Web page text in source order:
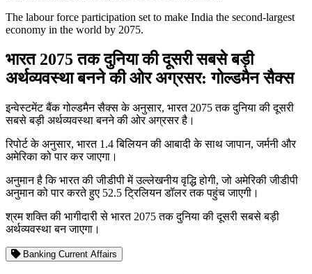
The labour force participation set to make India the second-largest
economy in the world by 2075.
भारत 2075 तक दुनिया की दूसरी सबसे बड़ी
अर्थव्यवस्था बनने की ओर अग्रसर: गोल्डमैन सैक्स
इन्वेस्टमेंट बैंक गोल्डमैन सैक्स के अनुसार, भारत 2075 तक दुनिया की दूसरी
सबसे बड़ी अर्थव्यवस्था बनने की ओर अग्रसर है।
रिपोर्ट के अनुसार, भारत 1.4 बिलियन की आबादी के साथ जापान, जर्मनी और
अमेरिका को पार कर जाएगा।
अनुमान है कि भारत की जीडीपी में उल्लेखनीय वृद्धि होगी, जो अमेरिकी जीडीपी
अनुमान को पार करते हुए 52.5 ट्रिलियन डॉलर तक पहुंच जाएगी।
श्रम शक्ति की भागीदारी से भारत 2075 तक दुनिया की दूसरी सबसे बड़ी
अर्थव्यवस्था बन जाएगा।
Banking Current Affairs